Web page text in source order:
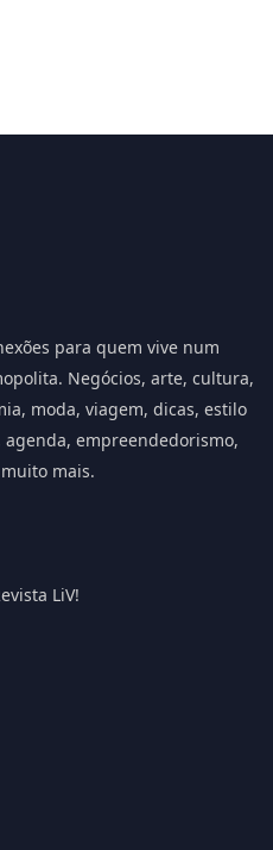
para quem vive num
Negócios, arte, cultura,
moda, viagem, dicas, estilo
empreendedorismo,
mais.
LiV!